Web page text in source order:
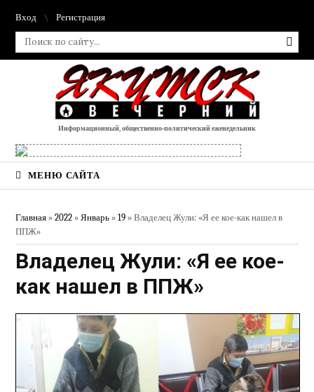
Вход Регистрация
Информационный, общественно-политический еженедельник
МЕНЮ САЙТА
Главная »2022 » Январь » 19 » Владелец Жули: «Я ее кое-как нашел в
ППЖ»
Владелец Жули: «Я ее кое-
как нашел в ППЖ»